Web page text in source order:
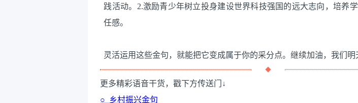
践活动。2.激励青少年树立投身建设世界科技强国的远大志向，培养
任感。
灵活运用这些金句，就能把它变成属于你的采分点。继续加油，我们明
更多精彩语音干货，戳下方传送门↓
○ 乡村振兴金句